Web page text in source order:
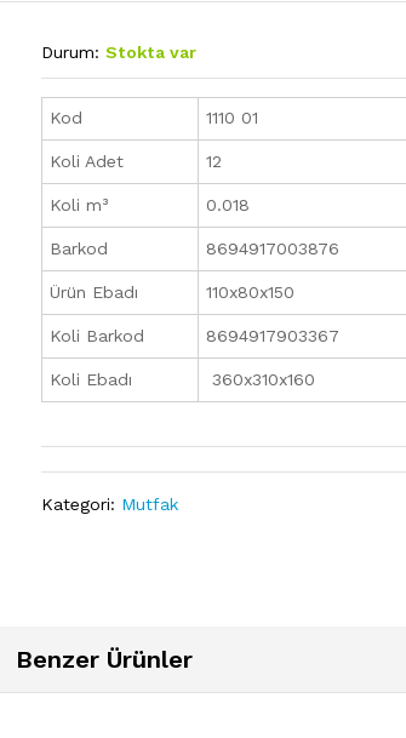
Durum: Stokta var
Kod 1110 01
Koli Adet 12
Koli m³ 0.018
Barkod 8694917003876
Ürün Ebadı 110x80x150
Koli Barkod 8694917903367
Koli Ebadı 360x310x160
Kategori: Mutfak
Benzer Ürünler